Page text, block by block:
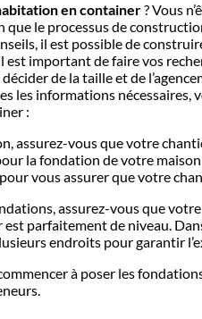
en container? Vous
le processus de
il est possible de
important de faire vos
de la taille et de
les informations
:
assurez-vous que votre
la fondation de votre
vous assurer que votre
assurez-vous que
parfaitement de niveau.
endroits pour garantir
à poser les